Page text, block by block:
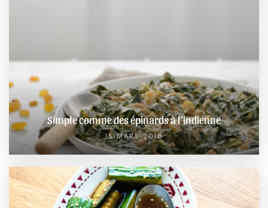
Simple comme des épinards à l’indienne
15 MARS 2018